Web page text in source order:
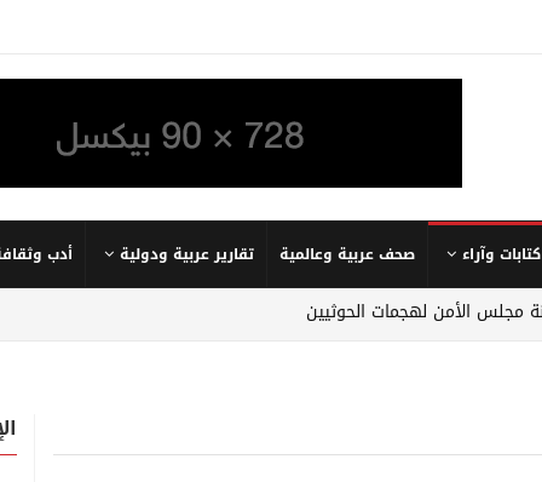
كتابات وآراء صحف عربية وعالمية تقارير عربية ودولية أدب
مجلس الأمن لهجمات الحوثيين